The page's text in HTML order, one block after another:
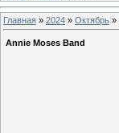
Главная » 2024 » Октябрь »
Annie Moses Band